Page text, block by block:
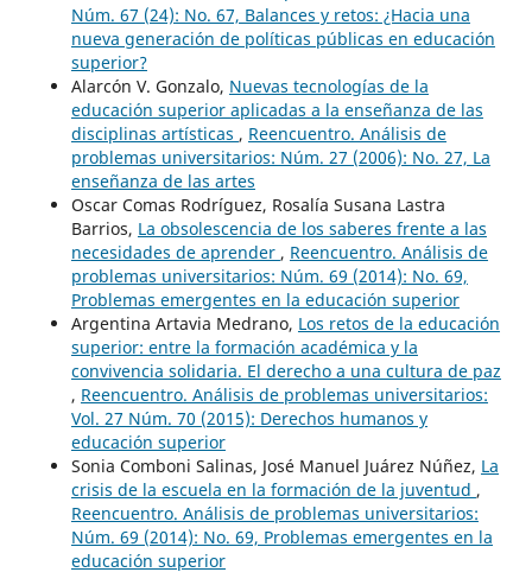
Núm. 67 (24): No. 67, Balances y retos: ¿Hacia una
nueva generación de políticas públicas en educación
superior?
Alarcón V. Gonzalo, Nuevas tecnologías de la
educación superior aplicadas a la enseñanza de las
disciplinas artísticas , Reencuentro. Análisis de
problemas universitarios: Núm. 27 (2006): No. 27, La
enseñanza de las artes
Oscar Comas Rodríguez, Rosalía Susana Lastra
Barrios, La obsolescencia de los saberes frente a las
necesidades de aprender , Reencuentro. Análisis de
problemas universitarios: Núm. 69 (2014): No. 69,
Problemas emergentes en la educación superior
Argentina Artavia Medrano, Los retos de la educación
superior: entre la formación académica y la
convivencia solidaria. El derecho a una cultura de paz
, Reencuentro. Análisis de problemas universitarios:
Vol. 27 Núm. 70 (2015): Derechos humanos y
educación superior
Sonia Comboni Salinas, José Manuel Juárez Núñez, La
crisis de la escuela en la formación de la juventud ,
Reencuentro. Análisis de problemas universitarios:
Núm. 69 (2014): No. 69, Problemas emergentes en la
educación superior